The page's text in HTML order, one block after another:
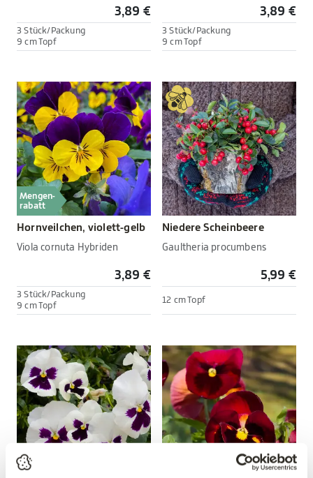
3,89 €
3 Stück/Packung
9 cm Topf
3,89 €
3 Stück/Packung
9 cm Topf
Mengen-
rabatt
Hornveilchen, violett-gelb
Viola cornuta Hybriden
3,89 €
3 Stück/Packung
9 cm Topf
Niedere Scheinbeere
Gaultheria procumbens
5,99 €
12 cm Topf
Mengen-
rabatt